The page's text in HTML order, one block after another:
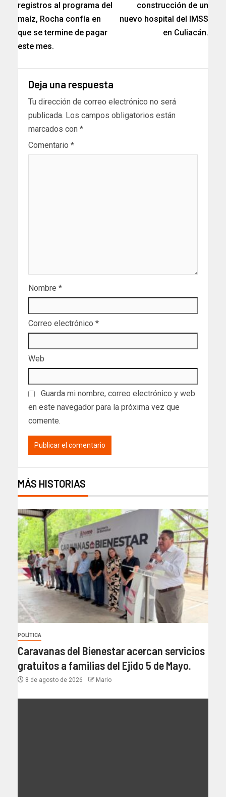
registros al programa del
maíz, Rocha confía en
que se termine de pagar
este mes.
construcción de un
nuevo hospital del IMSS
en Culiacán.
Deja una respuesta
Tu dirección de correo electrónico no será
publicada. Los campos obligatorios están
marcados con *
Comentario *
Nombre *
Correo electrónico *
Web
Guarda mi nombre, correo electrónico y web
en este navegador para la próxima vez que
comente.
MÁS HISTORIAS
POLÍTICA
Caravanas del Bienestar acercan servicios
gratuitos a familias del Ejido 5 de Mayo.
8 de agosto de 2026 Mario